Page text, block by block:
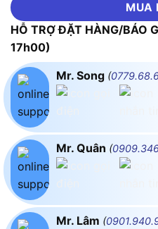
MUA
HỖ TRỢ ĐẶT HÀNG/BÁO
17h00)
Mr. Song (
Mr. Quân (
Mr. Lâm (